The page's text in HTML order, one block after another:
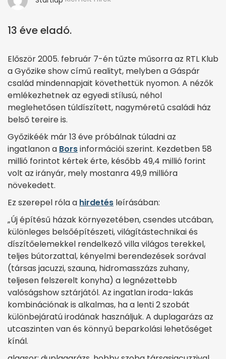
13 éve eladó.
Először 2005. február 7-én tűzte műsorra az RTL Klub
a Győzike show című realityt, melyben a Gáspár
család mindennapjait követhettük nyomon. A nézők
emlékezhetnek az egyedi stílusú, néhol
meglehetősen túldíszített, nagyméretű családi ház
belső tereire is.
Győzikéék már 13 éve próbálnak túladni az
ingatlanon a Borsinformációi szerint. Kezdetben 58
millió forintot kértek érte, később 49,4 millió forint
volt az irányár, mely mostanra 49,9 millióra
növekedett.
Ez szerepel róla a hirdetés leírásában:
„Új építésű házak környezetében, csendes utcában,
különleges belsőépítészeti, világítástechnikai és
díszítőelemekkel rendelkező villa világos terekkel,
teljes bútorzattal, kényelmi berendezések sorával
(társas jacuzzi, szauna, hidromasszázs zuhany,
teljesen felszerelt konyha) a legnézettebb
valóságshow sztárjától. Az ingatlan iroda-lakás
kombinációnak is alkalmas, ha a lenti 2 szobát
különbejáratú irodának használjuk. A duplagarázs az
utcaszinten van és könnyű beparkolási lehetőséget
kínál.